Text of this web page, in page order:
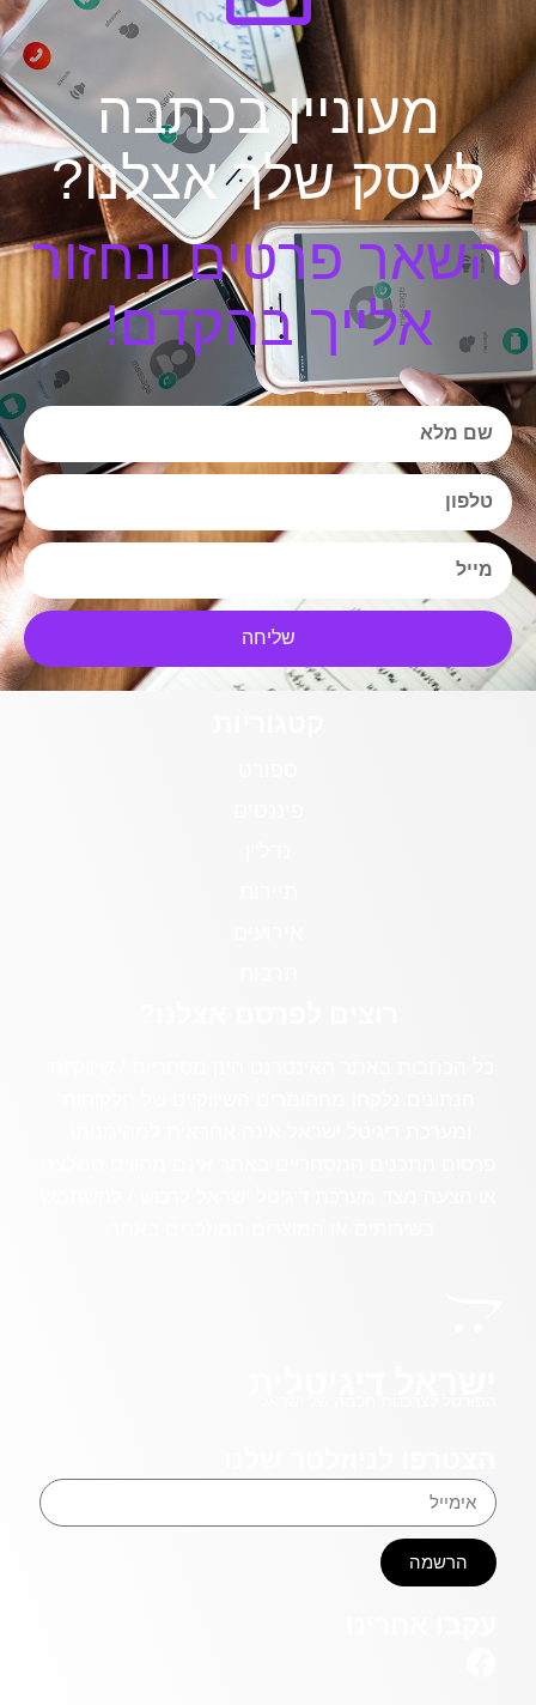
מעוניין בכתבה
לעסק שלך אצלנו?
השאר פרטים ונחזור
אלייך בהקדם!
שליחה
הרשמה